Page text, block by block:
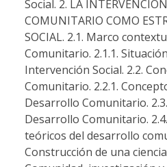
Social. 2. LA
COMUNITARIO COMO
SOCIAL. 2.1. Marco
Comunitario. 2.1.1.
Intervención Social. 2.2.
Comunitario. 2.2.1.
Desarrollo Comunitario.
Desarrollo Comunitario.
teóricos del desarrollo
Construcción de una